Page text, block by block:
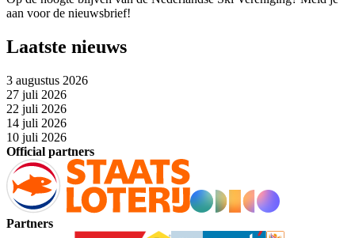
aan voor de nieuwsbrief!
Laatste nieuws
3 augustus 2026
27 juli 2026
22 juli 2026
14 juli 2026
10 juli 2026
Official partners
Partners